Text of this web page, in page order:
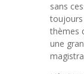
sans
toujours
thèmes
une